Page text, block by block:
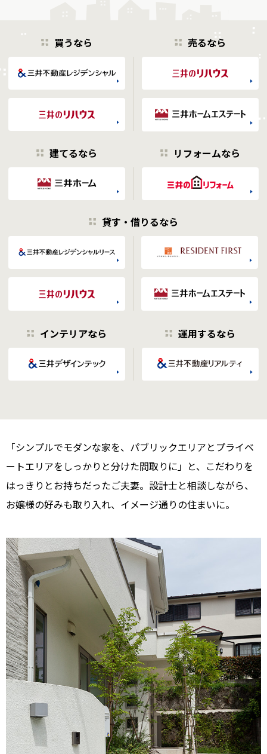
買うなら 売るなら
建てるなら リフォームなら
貸す・借りるなら
インテリアなら 運用するなら
「シンプルでモダンな家を、パブリックエリアとプライベ
ートエリアをしっかりと分けた間取りに」と、こだわりを
はっきりとお持ちだったご夫妻。設計士と相談しながら、
お嬢様の好みも取り入れ、イメージ通りの住まいに。